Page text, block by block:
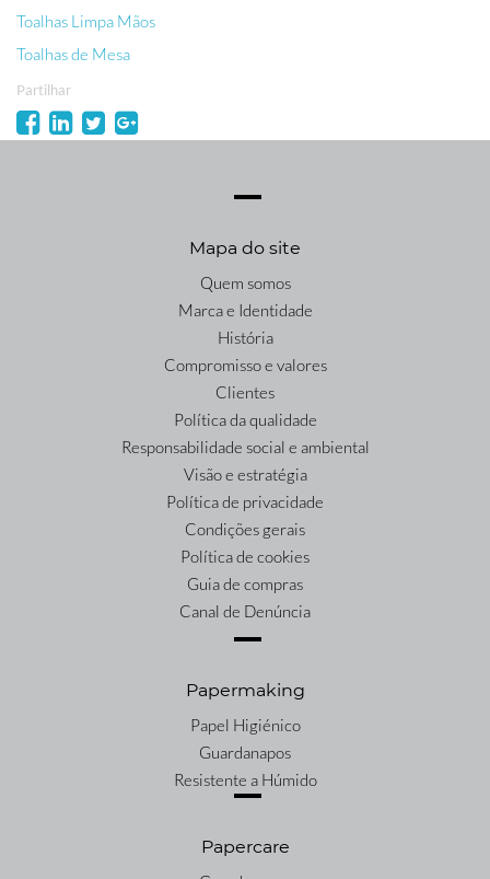
Toalhas Limpa Mãos
Toalhas de Mesa
Partilhar
Mapa do site
Quem somos
Marca e Identidade
História
Compromisso e valores
Clientes
Política da qualidade
Responsabilidade social e ambiental
Visão e estratégia
Política de privacidade
Condições gerais
Política de cookies
Guia de compras
Canal de Denúncia
Papermaking
Papel Higiénico
Guardanapos
Resistente a Húmido
Papercare